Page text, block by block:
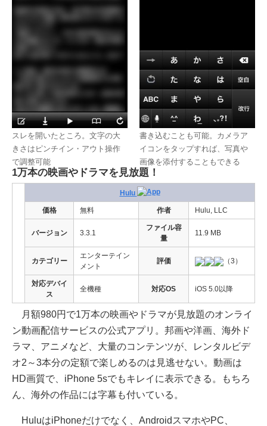
スレを開いたところ。文字の大
きさはピンチイン・アウト操作
で調整可能
書き込むことも可能。カメラア
イコンをタップすれば、写真や
画像を添付することもできる
1万本の映画やドラマを見放題！
Hulu
価格 無料 作者 Hulu, LLC
バージョン 3.3.1
ファイル容
量
11.9 MB
カテゴリー
エンターテイン
メント
評価 （3）
対応デバイ
ス
全機種 対応OS iOS 5.0以降
月額980円で1万本の映画やドラマが見放題のオンライ
ン動画配信サービスの公式アプリ。邦画や洋画、海外ド
ラマ、アニメなど、大量のコンテンツが、レンタルビデ
オ2～3本分の定額で楽しめるのは見逃せない。動画は
HD画質で、iPhone 5sでもキレイに表示できる。もちろ
ん、海外の作品には字幕も付いている。
HuluはiPhoneだけでなく、AndroidスマホやPC、